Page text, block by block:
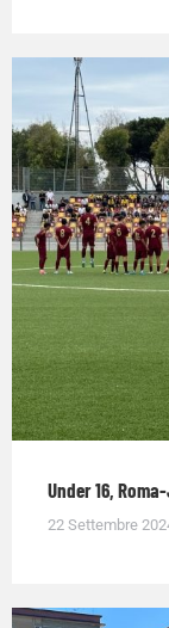
Under 16,
22 Settembre